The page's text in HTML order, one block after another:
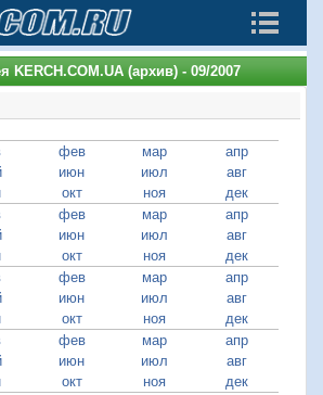
KERCH.COM.UA (архив) - 09/2007
фев мар
апр
июн июл
авг
окт ноя
дек
фев мар
апр
июн июл
авг
окт ноя
дек
фев мар
апр
июн июл
авг
окт ноя
дек
фев мар
апр
июн июл
авг
окт ноя
дек